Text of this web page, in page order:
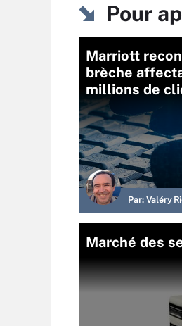
Pour
Marriott
brèche
millions de
Par: Valéry
Marché des